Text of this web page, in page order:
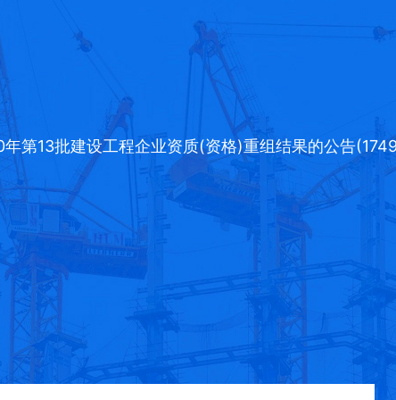
第13批建设工程企业资质(资格)重组结果的公告